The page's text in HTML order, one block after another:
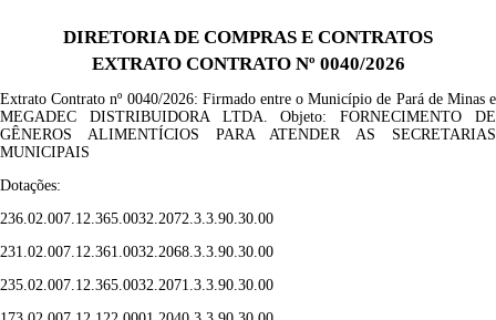
DIRETORIA DE COMPRAS E CONTRATOS
EXTRATO CONTRATO Nº 0040/2026
Extrato Contrato nº 0040/2026: Firmado entre o Município de Pará de Minas e
MEGADEC DISTRIBUIDORA LTDA. Objeto:
FORNECIMENTO DE
GÊNEROS ALIMENTÍCIOS PARA ATENDER AS SECRETARIAS
MUNICIPAIS
Dotações:
236.02.007.12.365.0032.2072.3.3.90.30.00
231.02.007.12.361.0032.2068.3.3.90.30.00
235.02.007.12.365.0032.2071.3.3.90.30.00